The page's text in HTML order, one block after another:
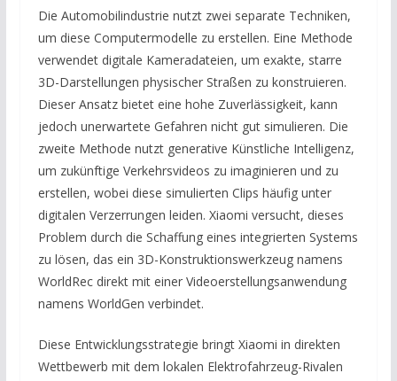
Die Automobilindustrie nutzt zwei separate Techniken,
um diese Computermodelle zu erstellen. Eine Methode
verwendet digitale Kameradateien, um exakte, starre
3D-Darstellungen physischer Straßen zu konstruieren.
Dieser Ansatz bietet eine hohe Zuverlässigkeit, kann
jedoch unerwartete Gefahren nicht gut simulieren. Die
zweite Methode nutzt generative Künstliche Intelligenz,
um zukünftige Verkehrsvideos zu imaginieren und zu
erstellen, wobei diese simulierten Clips häufig unter
digitalen Verzerrungen leiden. Xiaomi versucht, dieses
Problem durch die Schaffung eines integrierten Systems
zu lösen, das ein 3D-Konstruktionswerkzeug namens
WorldRec direkt mit einer Videoerstellungsanwendung
namens WorldGen verbindet.
Diese Entwicklungsstrategie bringt Xiaomi in direkten
Wettbewerb mit dem lokalen Elektrofahrzeug-Rivalen